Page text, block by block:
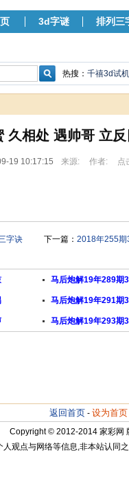
3d字谜 排列三
热搜： 千禧3d试
久相处 遇帅哥 立反
19 10:17:15 来源: 作者: 点
字诀 下一篇： 2018年255期
马后炮解19年289期
马后炮解19年291期
马后炮解19年293期
返回首页 - 设为首页
Copyright © 2012-2014 家彩网
人观点与网络等信息,非本站认同